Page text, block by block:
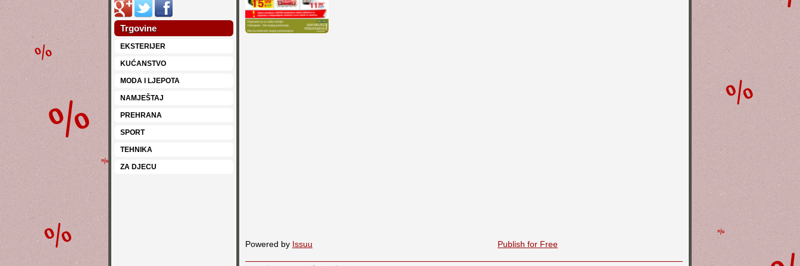
Trgovine
EKSTERIJER
KUĆANSTVO
MODA I LJEPOTA
NAMJEŠTAJ
PREHRANA
SPORT
TEHNIKA
ZA DJECU
Powered by Issuu Publish for Free